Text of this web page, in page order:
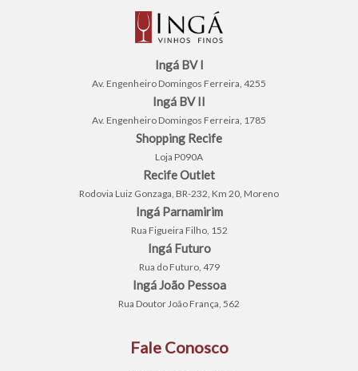
Ingá BV I
Av. Engenheiro Domingos Ferreira, 4255
Ingá BV II
Av. Engenheiro Domingos Ferreira, 1785
Shopping Recife
Loja P090A
Recife Outlet
Rodovia Luiz Gonzaga, BR-232, Km 20, Moreno
Ingá Parnamirim
Rua Figueira Filho, 152
Ingá Futuro
Rua do Futuro, 479
Ingá João Pessoa
Rua Doutor João França, 562
Fale Conosco